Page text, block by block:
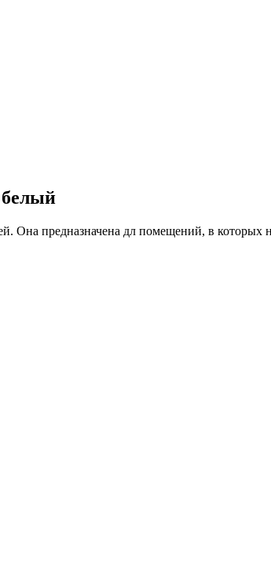
Она предназначена дл помещений, в которых